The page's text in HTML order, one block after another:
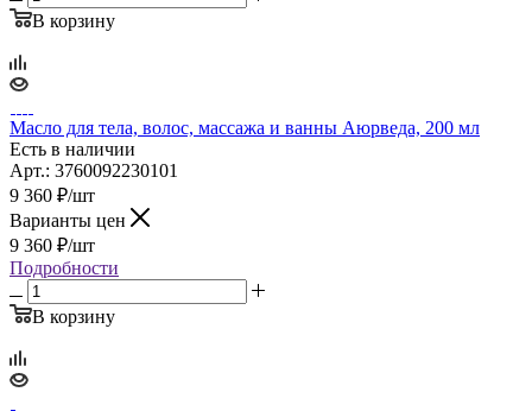
В корзину
Масло для тела, волос, массажа и ванны Аюрведа, 200 мл
Есть в наличии
Арт.: 3760092230101
9 360 ₽/шт
Варианты цен
9 360 ₽/шт
Подробности
В корзину